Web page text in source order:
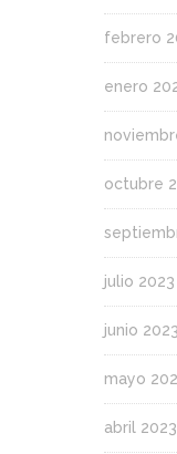
febrero
enero
octubre
julio 2023
junio 2023
mayo
abril 2023